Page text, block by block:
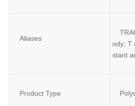
Aliases
ody; T
stant
Product Type